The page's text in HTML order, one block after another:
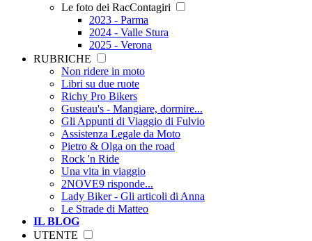
Le foto dei RacContagiri
2023 - Parma
2024 - Valle Stura
2025 - Verona
RUBRICHE
Non ridere in moto
Libri su due ruote
Richy Pro Bikers
Gusteau's - Mangiare, dormire...
Gli Appunti di Viaggio di Fulvio
Assistenza Legale da Moto
Pietro & Olga on the road
Rock 'n Ride
Una vita in viaggio
2NOVE9 risponde...
Lady Biker - Gli articoli di Anna
Le Strade di Matteo
IL BLOG
UTENTE